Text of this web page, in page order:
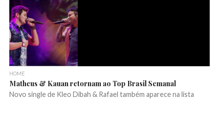
HOME
Matheus & Kauan retornam ao Top Brasil Semanal
Novo single de Kleo Dibah & Rafael também aparece na lista